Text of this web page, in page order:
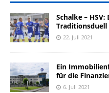
Schalke –
Traditionsduell
22. Juli 2021
Ein
für die
6. Juli 2021